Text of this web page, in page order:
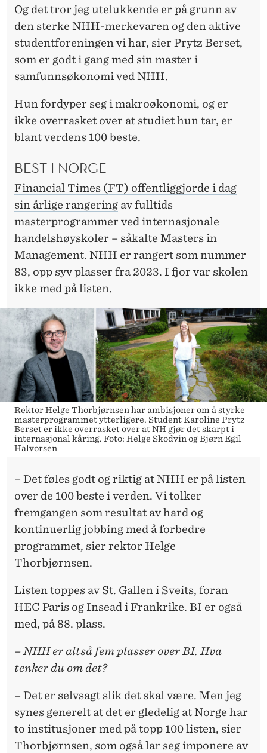
Og det tror jeg utelukkende er på grunn av
den sterke NHH-merkevaren og den aktive
studentforeningen vi har, sier Prytz Berset,
som er godt i gang med sin master i
samfunnsøkonomi ved NHH.
Hun fordyper seg i makroøkonomi, og er
ikke overrasket over at studiet hun tar, er
blant verdens 100 beste.
BEST I NORGE
Financial Times (FT) offentliggjorde i dag
sin årlige rangering av fulltids
masterprogrammer ved internasjonale
handelshøyskoler – såkalte Masters in
Management. NHH er rangert som nummer
83, opp syv plasser fra 2023. I fjor var skolen
ikke med på listen.
Rektor Helge Thorbjørnsen har ambisjoner om å styrke
masterprogrammet ytterligere. Student Karoline Prytz
Berset er ikke overrasket over at NH gjør det skarpt i
internasjonal kåring. Foto: Helge Skodvin og Bjørn Egil
Halvorsen
– Det føles godt og riktig at NHH er på listen
over de 100 beste i verden. Vi tolker
fremgangen som resultat av hard og
kontinuerlig jobbing med å forbedre
programmet, sier rektor Helge
Thorbjørnsen.
Listen toppes av St. Gallen i Sveits, foran
HEC Paris og Insead i Frankrike. BI er også
med, på 88. plass.
– NHH er altså fem plasser over BI. Hva
tenker du om det?
– Det er selvsagt slik det skal være. Men jeg
synes generelt at det er gledelig at Norge har
to institusjoner med på topp 100 listen, sier
Thorbjørnsen, som også lar seg imponere av